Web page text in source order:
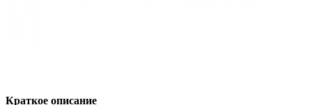
Краткое описание